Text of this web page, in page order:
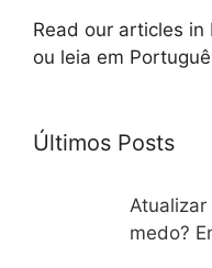
Read our articles in
ou leia em
Últimos Posts
Atualizar
medo?